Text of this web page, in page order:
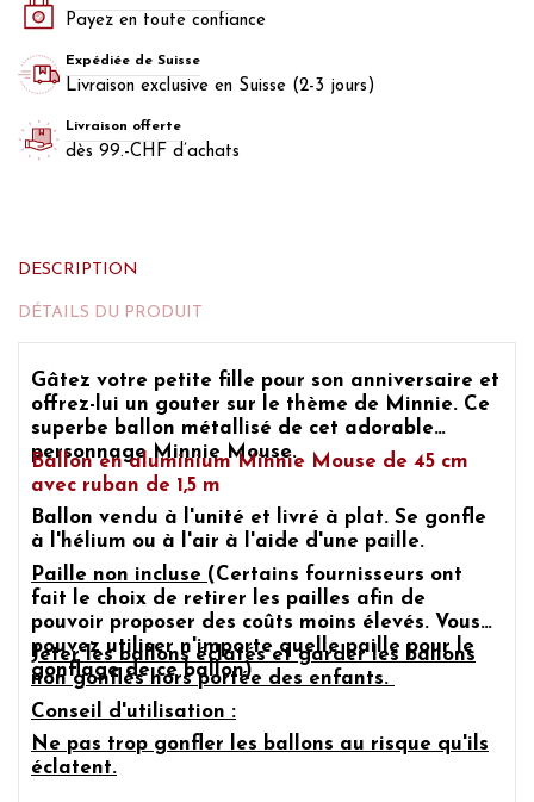
Payez en toute confiance
Expédiée de Suisse
Livraison exclusive en Suisse (2-3 jours)
Livraison offerte
dès 99.-CHF d’achats
DESCRIPTION
DÉTAILS DU PRODUIT
Gâtez votre petite fille pour son anniversaire et
offrez-lui un gouter sur le thème de Minnie. Ce
superbe ballon métallisé de cet adorable
personnage Minnie Mouse.
Ballon en aluminium Minnie Mouse de 45 cm
avec ruban de 1,5 m
Ballon vendu à l'unité et livré à plat. Se gonfle
à l'hélium ou à l'air à l'aide d'une paille.
Paille non incluse (Certains fournisseurs ont
fait le choix de retirer les pailles afin de
pouvoir proposer des coûts moins élevés. Vous
pouvez utiliser n'importe quelle paille pour le
gonflage de ce ballon)
Jeter les ballons éclatés et garder les ballons
non gonflés hors portée des enfants.
Conseil d'utilisation :
Ne pas trop gonfler les ballons au risque qu'ils
éclatent.